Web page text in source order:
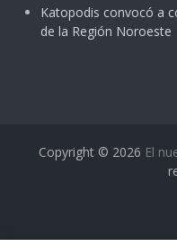
Katopodis convocó a
de la Región Noroeste
Copyright © 2026 El